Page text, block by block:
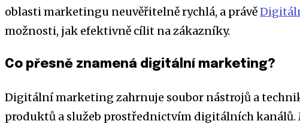
oblasti marketingu neuvěřitelně rychlá, a právě
možnosti, jak efektivně cílit na zákazníky.
Co přesně znamená digitální marketing?
Digitální marketing zahrnuje soubor nástrojů a
produktů a služeb prostřednictvím digitálních